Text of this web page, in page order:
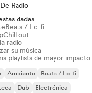
Radio
dadas
Beats / Lo-fi
Chill out
radio
su música
playlists de mayor impacto
Ambiente
Beats / Lo-fi
Dub Electrónica